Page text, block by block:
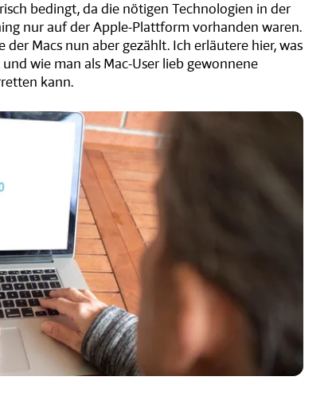
bedingt, da die nötigen Technologien in der
nur auf der Apple-Plattform vorhanden waren.
der Macs nun aber gezählt. Ich erläutere hier, was
wie man als Mac-User lieb gewonnene
kann.